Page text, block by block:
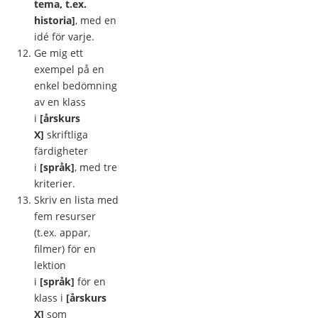
tema, t.ex.
historia], med en
idé för varje.
Ge mig ett
exempel på en
enkel bedömning
av en klass
i [årskurs
X] skriftliga
färdigheter
i [språk], med tre
kriterier.
Skriv en lista med
fem resurser
(t.ex. appar,
filmer) för en
lektion
i [språk] för en
klass i [årskurs
X] som